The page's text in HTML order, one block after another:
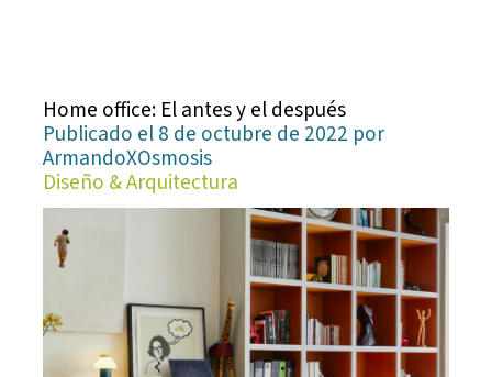
Home office: El antes y el después
Publicado el 8 de octubre de 2022 por
ArmandoXOsmosis
Diseño & Arquitectura